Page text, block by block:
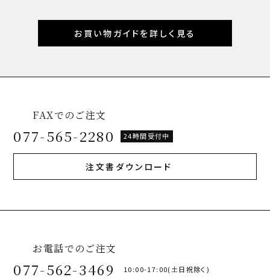
お買い物ガイドを詳しく見る
FAXでのご注文
077-565-2280 24時間受付中
注文書ダウンロード
お電話でのご注文
077-562-3469 10:00-17:00(土日祝除く)